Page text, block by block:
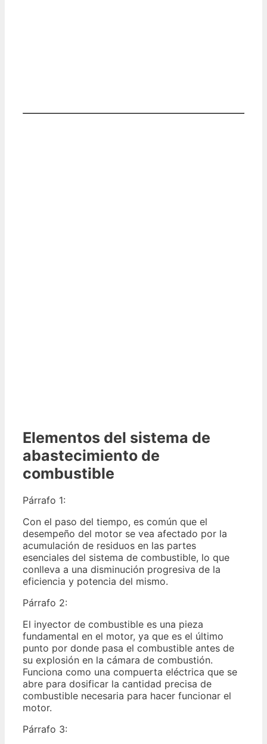
Elementos del sistema de
abastecimiento de
combustible
Párrafo 1:
Con el paso del tiempo, es común que el
desempeño del motor se vea afectado por la
acumulación de residuos en las partes
esenciales del sistema de combustible, lo que
conlleva a una disminución progresiva de la
eficiencia y potencia del mismo.
Párrafo 2:
El inyector de combustible es una pieza
fundamental en el motor, ya que es el último
punto por donde pasa el combustible antes de
su explosión en la cámara de combustión.
Funciona como una compuerta eléctrica que se
abre para dosificar la cantidad precisa de
combustible necesaria para hacer funcionar el
motor.
Párrafo 3: